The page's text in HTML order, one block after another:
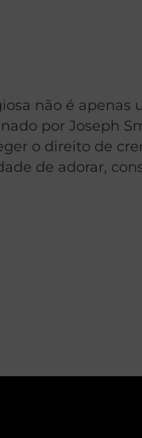
não é apenas
por Joseph
o direito de
de adorar,